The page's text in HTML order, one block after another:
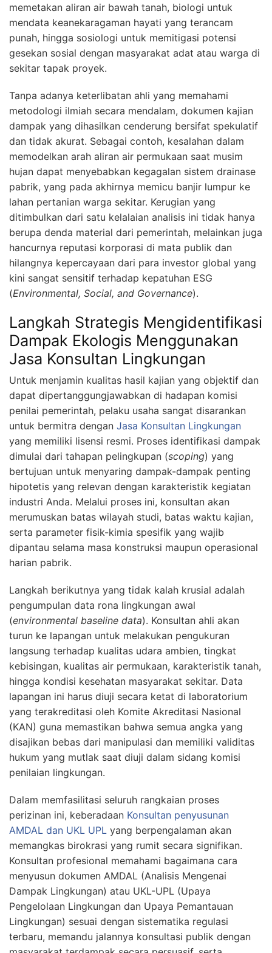
memetakan aliran air bawah tanah, biologi untuk
mendata keanekaragaman hayati yang terancam
punah, hingga sosiologi untuk memitigasi potensi
gesekan sosial dengan masyarakat adat atau warga di
sekitar tapak proyek.
Tanpa adanya keterlibatan ahli yang memahami
metodologi ilmiah secara mendalam, dokumen kajian
dampak yang dihasilkan cenderung bersifat spekulatif
dan tidak akurat. Sebagai contoh, kesalahan dalam
memodelkan arah aliran air permukaan saat musim
hujan dapat menyebabkan kegagalan sistem drainase
pabrik, yang pada akhirnya memicu banjir lumpur ke
lahan pertanian warga sekitar. Kerugian yang
ditimbulkan dari satu kelalaian analisis ini tidak hanya
berupa denda material dari pemerintah, melainkan juga
hancurnya reputasi korporasi di mata publik dan
hilangnya kepercayaan dari para investor global yang
kini sangat sensitif terhadap kepatuhan ESG
(Environmental, Social, and Governance).
Langkah Strategis Mengidentifikasi
Dampak Ekologis Menggunakan
Jasa Konsultan Lingkungan
Untuk menjamin kualitas hasil kajian yang objektif dan
dapat dipertanggungjawabkan di hadapan komisi
penilai pemerintah, pelaku usaha sangat disarankan
untuk bermitra dengan Jasa Konsultan Lingkungan
yang memiliki lisensi resmi. Proses identifikasi dampak
dimulai dari tahapan pelingkupan (scoping) yang
bertujuan untuk menyaring dampak-dampak penting
hipotetis yang relevan dengan karakteristik kegiatan
industri Anda. Melalui proses ini, konsultan akan
merumuskan batas wilayah studi, batas waktu kajian,
serta parameter fisik-kimia spesifik yang wajib
dipantau selama masa konstruksi maupun operasional
harian pabrik.
Langkah berikutnya yang tidak kalah krusial adalah
pengumpulan data rona lingkungan awal
(environmental baseline data). Konsultan ahli akan
turun ke lapangan untuk melakukan pengukuran
langsung terhadap kualitas udara ambien, tingkat
kebisingan, kualitas air permukaan, karakteristik tanah,
hingga kondisi kesehatan masyarakat sekitar. Data
lapangan ini harus diuji secara ketat di laboratorium
yang terakreditasi oleh Komite Akreditasi Nasional
(KAN) guna memastikan bahwa semua angka yang
disajikan bebas dari manipulasi dan memiliki validitas
hukum yang mutlak saat diuji dalam sidang komisi
penilaian lingkungan.
Dalam memfasilitasi seluruh rangkaian proses
perizinan ini, keberadaan Konsultan penyusunan
AMDAL dan UKL UPL yang berpengalaman akan
memangkas birokrasi yang rumit secara signifikan.
Konsultan profesional memahami bagaimana cara
menyusun dokumen AMDAL (Analisis Mengenai
Dampak Lingkungan) atau UKL-UPL (Upaya
Pengelolaan Lingkungan dan Upaya Pemantauan
Lingkungan) sesuai dengan sistematika regulasi
terbaru, memandu jalannya konsultasi publik dengan